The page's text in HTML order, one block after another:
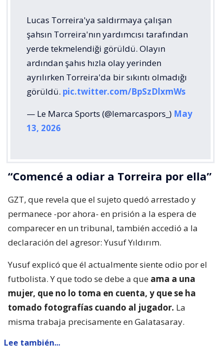
Lucas Torreira'ya saldırmaya çalışan
şahsın Torreira'nın yardımcısı tarafından
yerde tekmelendiği görüldü. Olayın
ardından şahıs hızla olay yerinden
ayrılırken Torreira'da bir sıkıntı olmadığı
görüldü. pic.twitter.com/BpSzDlxmWs
— Le Marca Sports (@lemarcaspors_) May
13, 2026
“Comencé a odiar a Torreira por ella”
GZT, que revela que el sujeto quedó arrestado y
permanece -por ahora- en prisión a la espera de
comparecer en un tribunal, también accedió a la
declaración del agresor: Yusuf Yıldırım.
Yusuf explicó que él actualmente siente odio por el
futbolista. Y que todo se debe a que ama a una
mujer, que no lo toma en cuenta, y que se ha
tomado fotografías cuando al jugador. La
misma trabaja precisamente en Galatasaray.
Lee también...